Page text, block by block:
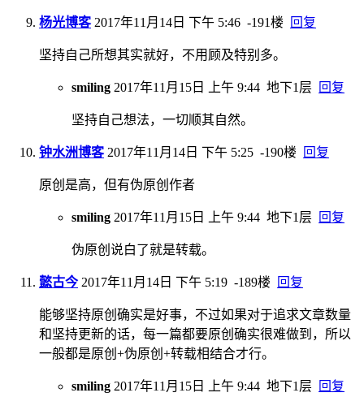
杨光博客 2017年11月14日 下午 5:46 -191楼 回复
坚持自己所想其实就好，不用顾及特别多。
smiling 2017年11月15日 上午 9:44 地下1层 回复
坚持自己想法，一切顺其自然。
钟水洲博客 2017年11月14日 下午 5:25 -190楼 回复
原创是高，但有伪原创作者
smiling 2017年11月15日 上午 9:44 地下1层 回复
伪原创说白了就是转载。
懿古今 2017年11月14日 下午 5:19 -189楼 回复
能够坚持原创确实是好事，不过如果对于追求文章数量
和坚持更新的话，每一篇都要原创确实很难做到，所以
一般都是原创+伪原创+转载相结合才行。
smiling 2017年11月15日 上午 9:44 地下1层 回复